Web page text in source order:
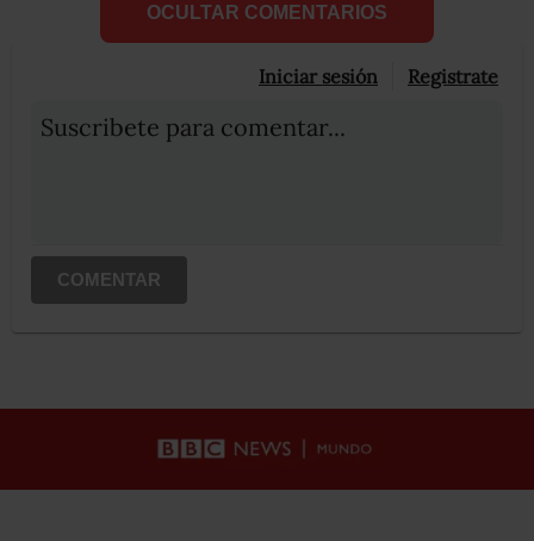
OCULTAR COMENTARIOS
Iniciar sesión Registrate
Suscribete para comentar...
COMENTAR